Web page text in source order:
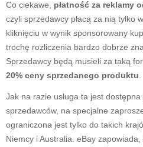
Co ciekawe, płatność za reklamy
czyli sprzedawcy płacą za nią tylko
kliknięciu w wynik sponsorowany
trochę rozliczenia bardzo dobrze
Sprzedawcy będą musieli za taką
20% ceny sprzedanego produktu
Jak na razie usługa ta jest
sprzedawców, na specjalne
ograniczona jest tylko do takich
Niemcy i Australia. eBay